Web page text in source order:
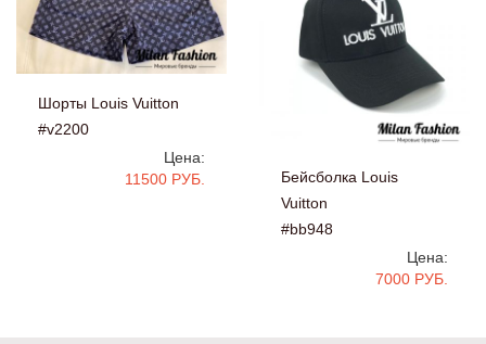
Шорты Louis Vuitton
#v2200
Цена:
11500 РУБ.
Бейсболка Louis
Vuitton
#bb948
Цена:
7000 РУБ.